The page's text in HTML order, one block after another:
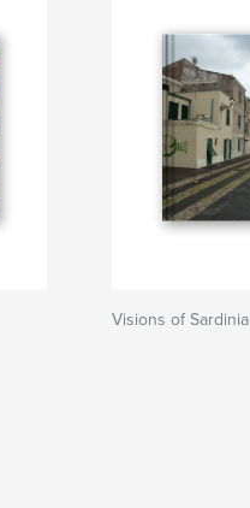
Visions of Sardinia